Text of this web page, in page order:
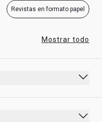
Revistas en formato papel
Mostrar todo